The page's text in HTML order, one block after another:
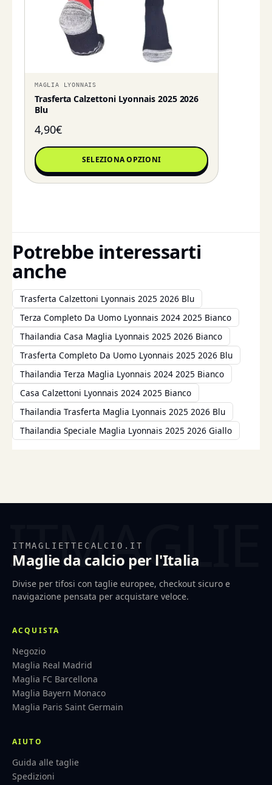
MAGLIA LYONNAIS
Trasferta Calzettoni Lyonnais 2025 2026
Blu
4,90€
SELEZIONA OPZIONI
Potrebbe interessarti
anche
Trasferta Calzettoni Lyonnais 2025 2026 Blu
Terza Completo Da Uomo Lyonnais 2024 2025 Bianco
Thailandia Casa Maglia Lyonnais 2025 2026 Bianco
Trasferta Completo Da Uomo Lyonnais 2025 2026 Blu
Thailandia Terza Maglia Lyonnais 2024 2025 Bianco
Casa Calzettoni Lyonnais 2024 2025 Bianco
Thailandia Trasferta Maglia Lyonnais 2025 2026 Blu
Thailandia Speciale Maglia Lyonnais 2025 2026 Giallo
ITMAGLIETTECALCIO.IT
Maglie da calcio per l'Italia
Divise per tifosi con taglie europee, checkout sicuro e
navigazione pensata per acquistare veloce.
ACQUISTA
Negozio
Maglia Real Madrid
Maglia FC Barcellona
Maglia Bayern Monaco
Maglia Paris Saint Germain
AIUTO
Guida alle taglie
Spedizioni